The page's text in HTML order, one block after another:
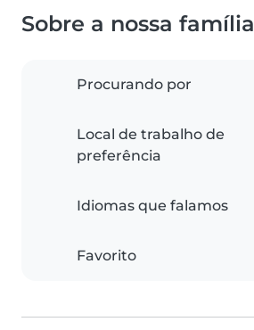
Sobre a nossa família
Procurando por
Local de trabalho de
preferência
Idiomas que falamos
Favorito